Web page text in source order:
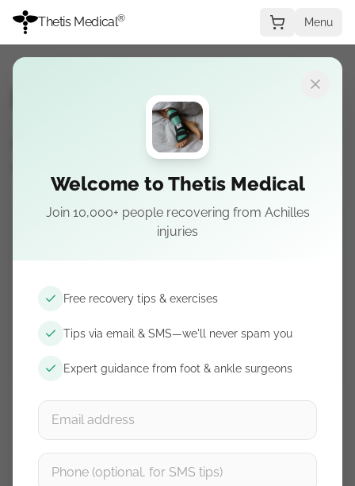
Thetis Medical® Menu
Welcome to Thetis Medical
Join 10,000+ people recovering from Achilles
injuries
Free recovery tips & exercises
Tips via email & SMS—we'll never spam you
Expert guidance from foot & ankle surgeons
Il mio Achille è rotto?
Ricevi consigli di recupero gratuiti
direttamente nella tua casella di posta.
Ricevi consigli di recupero via email e SMS
Trova la tua risposta: